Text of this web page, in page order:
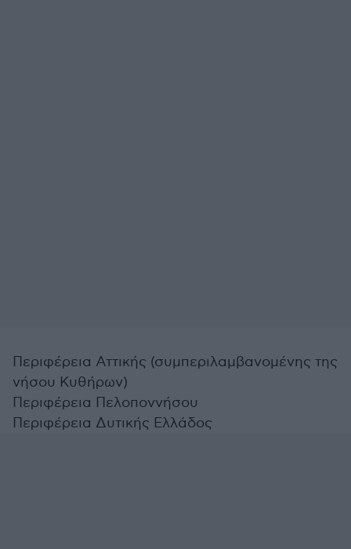
Περιφέρεια Αττικής (συμπεριλαμβανομένης της
νήσου Κυθήρων)
Περιφέρεια Πελοποννήσου
Περιφέρεια Δυτικής Ελλάδος